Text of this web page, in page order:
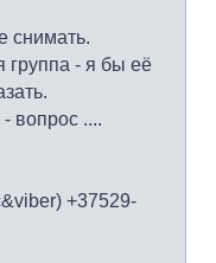
снимать.
группа - я бы её
вопрос ....
+37529-